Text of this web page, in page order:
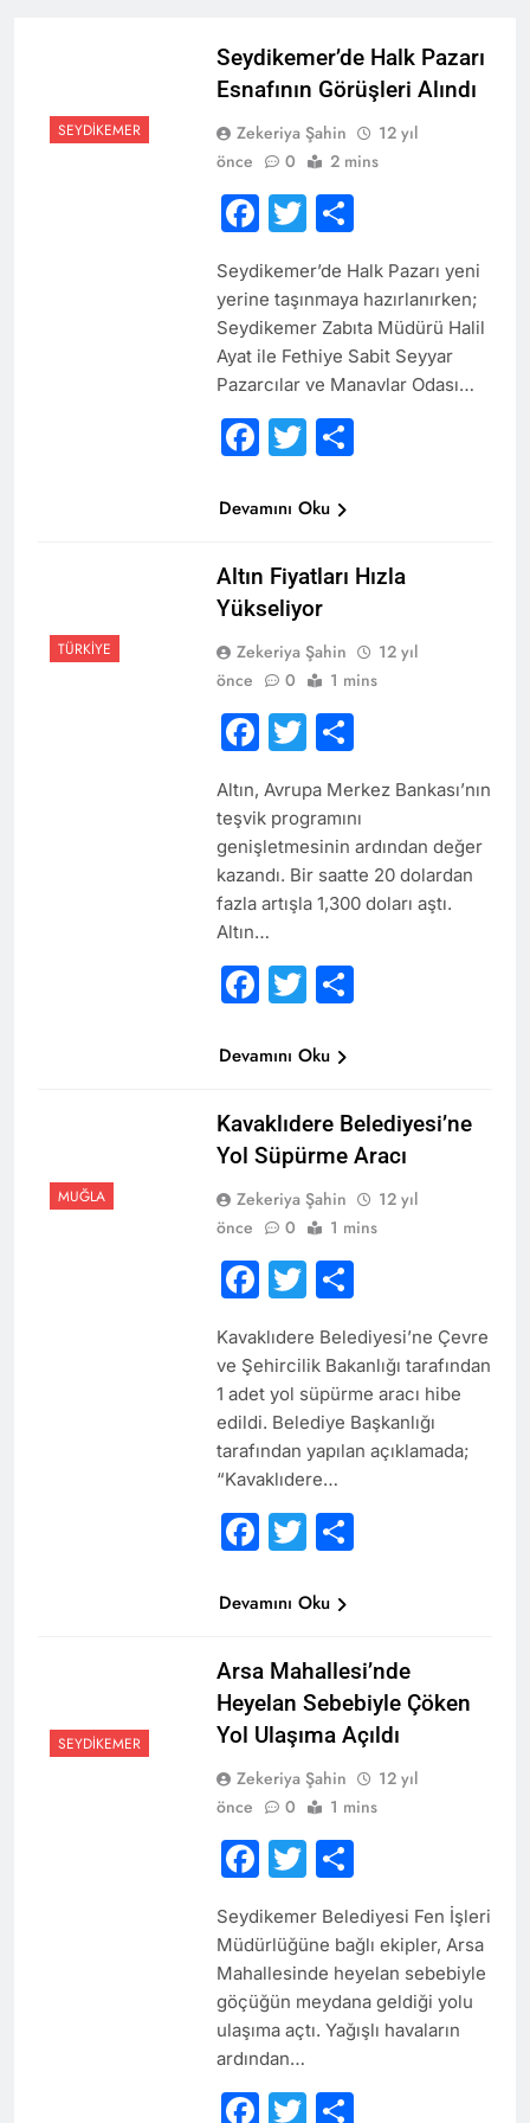
SEYDIKEMER
Seydikemer’de Halk Pazarı
Esnafının Görüşleri Alındı
Zekeriya Şahin
12 yıl
önce
0 2 mins
Facebook
Twitter
Share
Seydikemer’de Halk Pazarı yeni
yerine taşınmaya hazırlanırken;
Seydikemer Zabıta Müdürü Halil
Ayat ile Fethiye Sabit Seyyar
Pazarcılar ve Manavlar Odası…
Facebook
Twitter
Share
Devamını Oku
TÜRKIYE
Altın Fiyatları Hızla
Yükseliyor
Zekeriya Şahin
12 yıl
önce
0 1 mins
Facebook
Twitter
Share
Altın, Avrupa Merkez Bankası’nın
teşvik programını
genişletmesinin ardından değer
kazandı. Bir saatte 20 dolardan
fazla artışla 1,300 doları aştı.
Altın…
Facebook
Twitter
Share
Devamını Oku
MUĞLA
Kavaklıdere Belediyesi’ne
Yol Süpürme Aracı
Zekeriya Şahin
12 yıl
önce
0 1 mins
Facebook
Twitter
Share
Kavaklıdere Belediyesi’ne Çevre
ve Şehircilik Bakanlığı tarafından
1 adet yol süpürme aracı hibe
edildi. Belediye Başkanlığı
tarafından yapılan açıklamada;
“Kavaklıdere…
Facebook
Twitter
Share
Devamını Oku
SEYDIKEMER
Arsa Mahallesi’nde
Heyelan Sebebiyle Çöken
Yol Ulaşıma Açıldı
Zekeriya Şahin
12 yıl
önce
0 1 mins
Facebook
Twitter
Share
Seydikemer Belediyesi Fen İşleri
Müdürlüğüne bağlı ekipler, Arsa
Mahallesinde heyelan sebebiyle
göçüğün meydana geldiği yolu
ulaşıma açtı. Yağışlı havaların
ardından…
Facebook
Twitter
Share